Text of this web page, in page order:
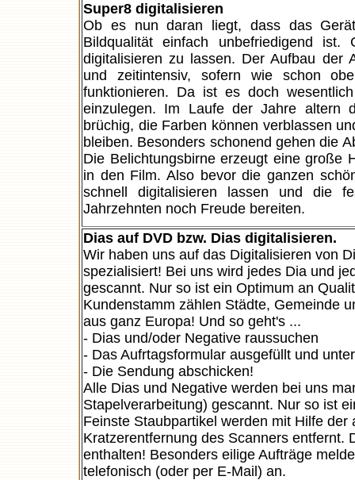
Super8 digitalisieren
Ob es nun daran liegt, dass das
Bildqualität einfach unbefriedigend
digitalisieren zu lassen. Der Aufbau der
und zeitintensiv, sofern wie schon
funktionieren. Da ist es doch
einzulegen. Im Laufe der Jahre altern
brüchig, die Farben können verblassen
bleiben. Besonders schonend gehen die
Die Belichtungsbirne erzeugt eine große
in den Film. Also bevor die ganzen
schnell digitalisieren lassen und die
Jahrzehnten noch Freude bereiten.
Dias auf DVD bzw. Dias digitalisieren.
Wir haben uns auf das Digitalisieren von
spezialisiert! Bei uns wird jedes Dia und
gescannt. Nur so ist ein Optimum an
Kundenstamm zählen Städte, Gemeinde
aus ganz Europa! Und so geht's ...
- Dias und/oder Negative raussuchen
- Das Aufrtagsformular ausgefüllt und
- Die Sendung abschicken!
Alle Dias und Negative werden bei uns
Stapelverarbeitung) gescannt. Nur so ist
Feinste Staubpartikel werden mit Hilfe der
Kratzerentfernung des Scanners entfernt.
enthalten! Besonders eilige Aufträge
telefonisch (oder per E-Mail) an.